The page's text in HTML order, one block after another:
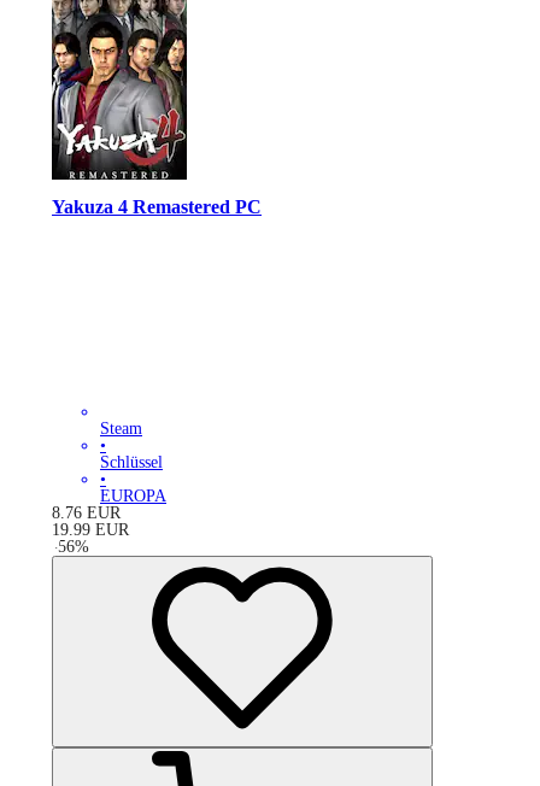
Yakuza 4 Remastered PC
Steam
•
Schlüssel
•
EUROPA
8.76 EUR
19.99 EUR
-56%